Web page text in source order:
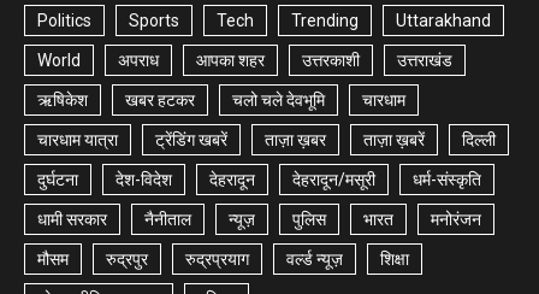
Politics Sports Tech Trending Uttarakhand
World अपराध आपका शहर उत्तरकाशी उत्तराखंड
ऋषिकेश खबर हटकर चलो चले देवभूमि चारधाम
चारधाम यात्रा ट्रेंडिंग खबरें ताज़ा ख़बर ताज़ा ख़बरें दिल्ली
दुर्घटना देश-विदेश देहरादून देहरादून/मसूरी धर्म-संस्कृति
धामी सरकार नैनीताल न्यूज़ पुलिस भारत मनोरंजन
मौसम रुद्रपुर रुद्रप्रयाग वर्ल्ड न्यूज़ शिक्षा